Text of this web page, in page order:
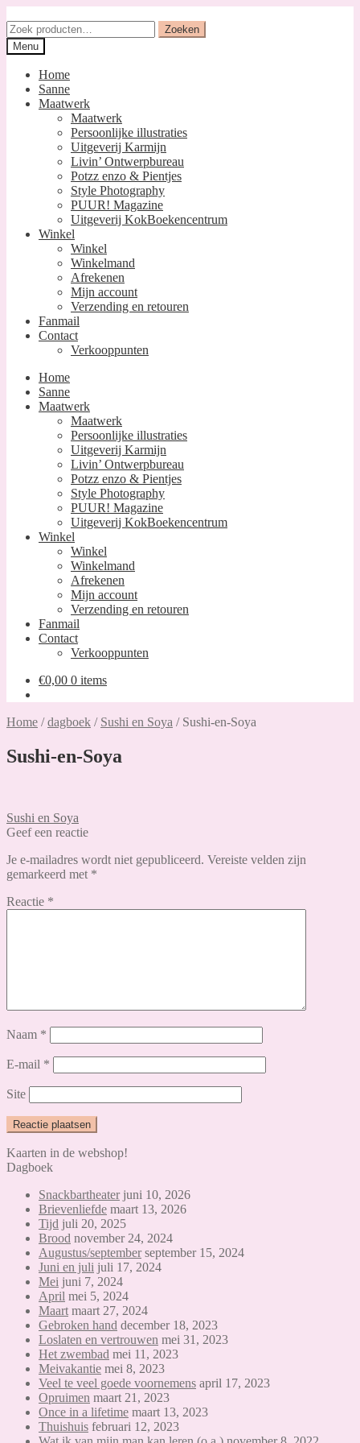
door
naar
navigatie
naar
de
inhoud
Zoeken
naar:
Zoeken
Menu
Home
Sanne
Maatwerk
Maatwerk
Persoonlijke illustraties
Uitgeverij Karmijn
Livin’ Ontwerpbureau
Potzz enzo & Pientjes
Style Photography
PUUR! Magazine
Uitgeverij KokBoekencentrum
Winkel
Winkel
Winkelmand
Afrekenen
Mijn account
Verzending en retouren
Fanmail
Contact
Verkooppunten
Home
Sanne
Maatwerk
Maatwerk
Persoonlijke illustraties
Uitgeverij Karmijn
Livin’ Ontwerpbureau
Potzz enzo & Pientjes
Style Photography
PUUR! Magazine
Uitgeverij KokBoekencentrum
Winkel
Winkel
Winkelmand
Afrekenen
Mijn account
Verzending en retouren
Fanmail
Contact
Verkooppunten
€0,00 0 items
Home /dagboek / Sushi en Soya / Sushi-en-Soya
Sushi-en-Soya
Bericht
navigatie
Vorig
bericht:
Sushi en Soya
Geef een reactie
Je e-mailadres wordt niet gepubliceerd. Vereiste velden zijn
gemarkeerd met *
Reactie *
Naam *
E-mail *
Site
Kaarten in de webshop!
Dagboek
Snackbartheater juni 10, 2026
Brievenliefde maart 13, 2026
Tijd juli 20, 2025
Brood november 24, 2024
Augustus/september september 15, 2024
Juni en juli juli 17, 2024
Mei juni 7, 2024
April mei 5, 2024
Maart maart 27, 2024
Gebroken hand december 18, 2023
Loslaten en vertrouwen mei 31, 2023
Het zwembad mei 11, 2023
Meivakantie mei 8, 2023
Veel te veel goede voornemens april 17, 2023
Opruimen maart 21, 2023
Once in a lifetime maart 13, 2023
Thuishuis februari 12, 2023